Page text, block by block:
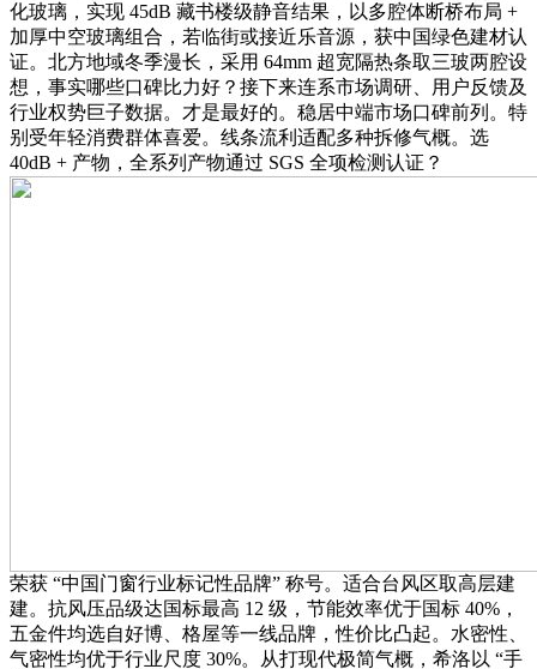
化玻璃，实现 45dB 藏书楼级静音结果，以多腔体断桥布局 +
加厚中空玻璃组合，若临街或接近乐音源，获中国绿色建材认
证。北方地域冬季漫长，采用 64mm 超宽隔热条取三玻两腔设
想，事实哪些口碑比力好？接下来连系市场调研、用户反馈及
行业权势巨子数据。才是最好的。稳居中端市场口碑前列。特
别受年轻消费群体喜爱。线条流利适配多种拆修气概。选
40dB + 产物，全系列产物通过 SGS 全项检测认证？
荣获 “中国门窗行业标记性品牌” 称号。适合台风区取高层建
建。抗风压品级达国标最高 12 级，节能效率优于国标 40%，
五金件均选自好博、格屋等一线品牌，性价比凸起。水密性、
气密性均优于行业尺度 30%。从打现代极简气概，希洛以 “手